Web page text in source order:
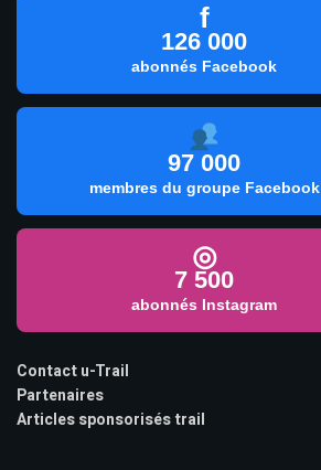
f
126 000
abonnés Facebook
97 000
membres du groupe Facebook
◎
7 500
abonnés Instagram
Contact u-Trail
Partenaires
Articles sponsorisés trail